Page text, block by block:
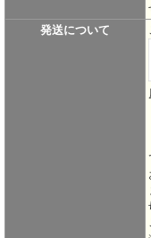
発送について